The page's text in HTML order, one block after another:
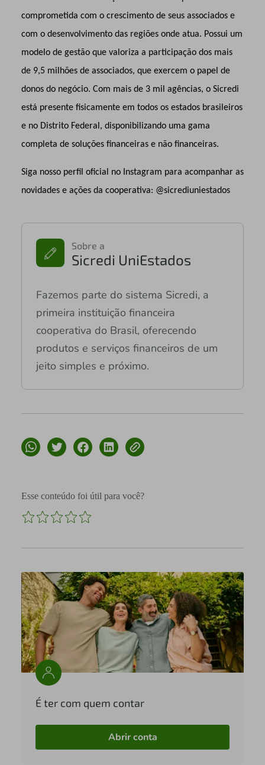
comprometida com o crescimento de seus associados e
com o desenvolvimento das regiões onde atua. Possui um
modelo de gestão que valoriza a participação dos mais
de 9,5 milhões de associados, que exercem o papel de
donos do negócio. Com mais de 3 mil agências, o Sicredi
está presente fisicamente em todos os estados brasileiros
e no Distrito Federal, disponibilizando uma gama
completa de soluções financeiras e não financeiras.
Siga nosso perfil oficial no Instagram para acompanhar as
novidades e ações da cooperativa: @sicrediuniestados
Sobre a
Sicredi UniEstados
Fazemos parte do sistema Sicredi, a
primeira instituição financeira
cooperativa do Brasil, oferecendo
produtos e serviços financeiros de um
jeito simples e próximo.
Esse conteúdo foi útil para você?
É ter com quem contar
Abrir conta